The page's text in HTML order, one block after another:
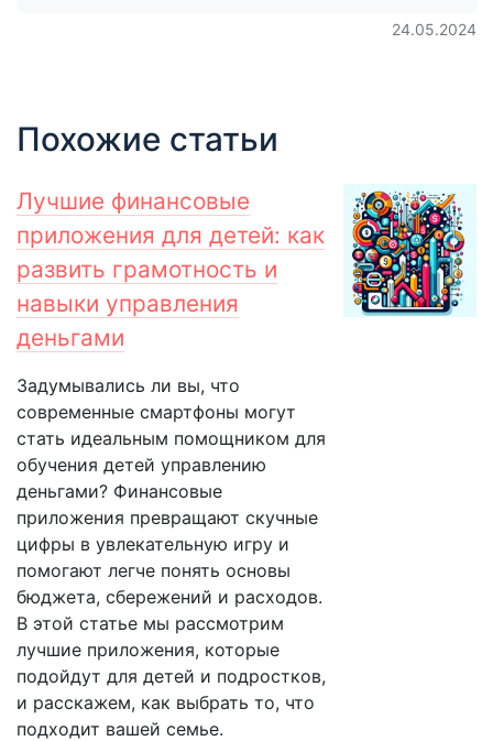
24.05.2024
Похожие статьи
Лучшие финансовые
приложения для детей: как
развить грамотность и
навыки управления
деньгами
Задумывались ли вы, что
современные смартфоны могут
стать идеальным помощником для
обучения детей управлению
деньгами? Финансовые
приложения превращают скучные
цифры в увлекательную игру и
помогают легче понять основы
бюджета, сбережений и расходов.
В этой статье мы рассмотрим
лучшие приложения, которые
подойдут для детей и подростков,
и расскажем, как выбрать то, что
подходит вашей семье.